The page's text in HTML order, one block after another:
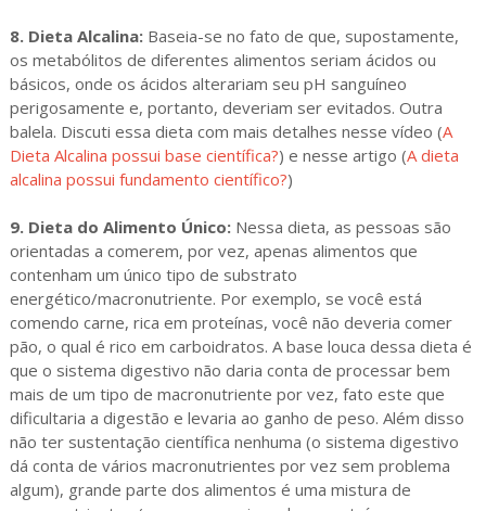
8. Dieta Alcalina:Baseia-se no fato de que, supostamente,
os metabólitos de diferentes alimentos seriam ácidos ou
básicos, onde os ácidos alterariam seu pH sanguíneo
perigosamente e, portanto, deveriam ser evitados. Outra
balela. Discuti essa dieta com mais detalhes nesse vídeo (A
Dieta Alcalina possui base científica?) e nesse artigo (A dieta
alcalina possui fundamento científico?)
9. Dieta do Alimento Único:Nessa dieta, as pessoas são
orientadas a comerem, por vez, apenas alimentos que
contenham um único tipo de substrato
energético/macronutriente. Por exemplo, se você está
comendo carne, rica em proteínas, você não deveria comer
pão, o qual é rico em carboidratos. A base louca dessa dieta é
que o sistema digestivo não daria conta de processar bem
mais de um tipo de macronutriente por vez, fato este que
dificultaria a digestão e levaria ao ganho de peso. Além disso
não ter sustentação científica nenhuma (o sistema digestivo
dá conta de vários macronutrientes por vez sem problema
algum), grande parte dos alimentos é uma mistura de